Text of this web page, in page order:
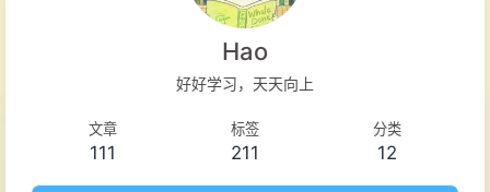
Hao
好好学习，天天向上
文章
111
标签
211
分类
12